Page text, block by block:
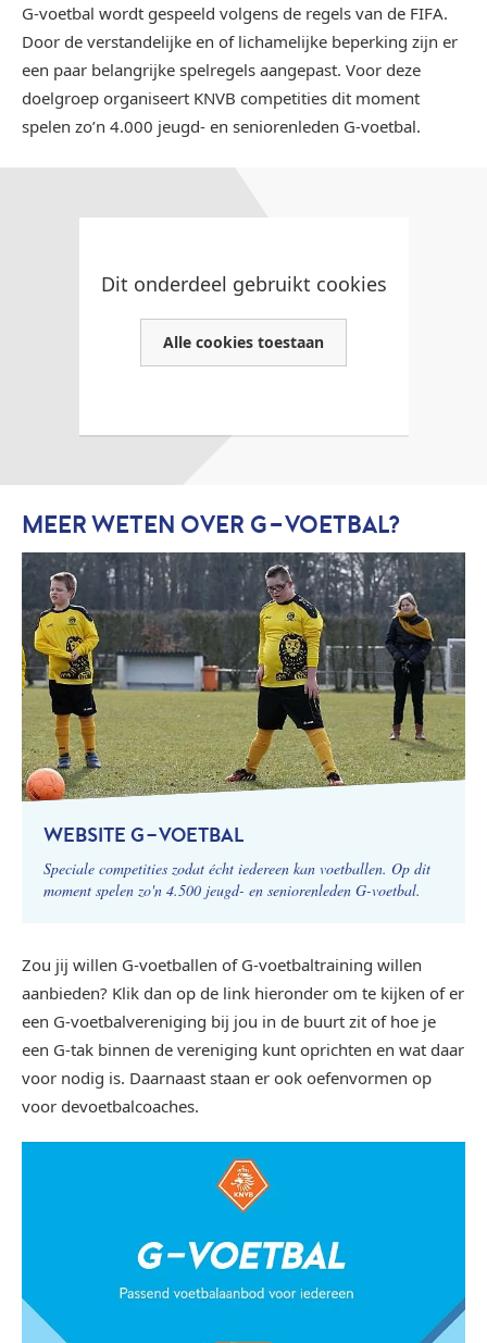
G-voetbal wordt gespeeld volgens de regels van de FIFA.
Door de verstandelijke en of lichamelijke beperking zijn er
een paar belangrijke spelregels aangepast. Voor deze
doelgroep organiseert KNVB competities dit moment
spelen zo’n 4.000 jeugd- en seniorenleden G-voetbal.
Dit onderdeel gebruikt cookies
Alle cookies toestaan
MEER WETEN OVER G-VOETBAL?
WEBSITE G-VOETBAL
Speciale competities zodat écht iedereen kan voetballen. Op dit
moment spelen zo'n 4.500 jeugd- en seniorenleden G-voetbal.
Zou jij willen G-voetballen of G-voetbaltraining willen
aanbieden? Klik dan op de link hieronder om te kijken of er
een G-voetbalvereniging bij jou in de buurt zit of hoe je
een G-tak binnen de vereniging kunt oprichten en wat daar
voor nodig is. Daarnaast staan er ook oefenvormen op
voor devoetbalcoaches.